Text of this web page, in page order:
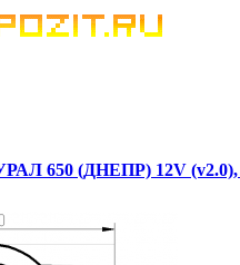
650 (ДНЕПР) 12V (v2.0),